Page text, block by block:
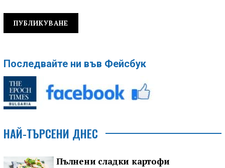
Последвайте ни във Фейсбук
НАЙ-ТЪРСЕНИ ДНЕС
Пълнени сладки картофи